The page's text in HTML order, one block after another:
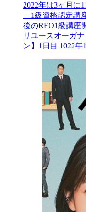
2022年は3ヶ月に
ー1級資格認定講
後のREO1級講座
リユースオーガ
ン】1日目 1022年